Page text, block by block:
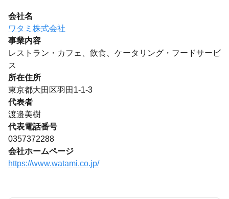
会社名
ワタミ株式会社
事業内容
レストラン・カフェ、飲食、ケータリング・フードサービ
ス
所在住所
東京都大田区羽田1-1-3
代表者
渡邉美樹
代表電話番号
0357372288
会社ホームページ
https://www.watami.co.jp/